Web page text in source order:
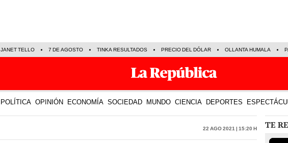
JANET TELLO 7 DE AGOSTO TINKA RESULTADOS PRECIO DEL DÓLAR OLLANTA HUMALA
POLÍTICA OPINIÓN ECONOMÍA SOCIEDAD MUNDO CIENCIA DEPORTES
22 Ago 2021 | 15:20 h TE